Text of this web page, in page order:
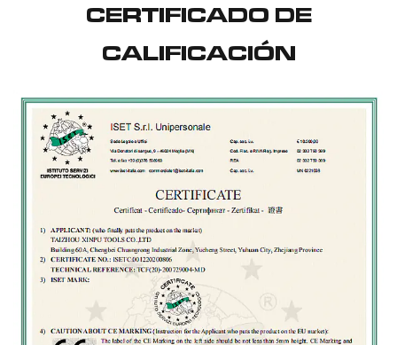
CERTIFICADO DE
CALIFICACIÓN